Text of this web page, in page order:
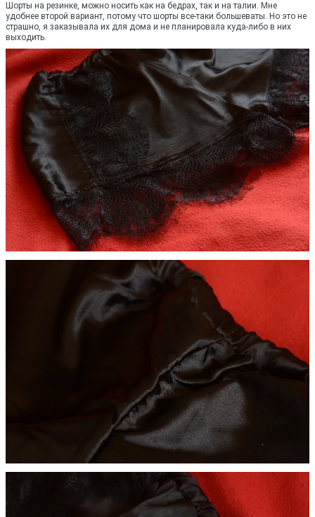
Шорты на резинке, можно носить как на бедрах, так и на талии. Мне
удобнее второй вариант, потому что шорты все-таки большеваты. Но это не
страшно, я заказывала их для дома и не планировала куда-либо в них
выходить.